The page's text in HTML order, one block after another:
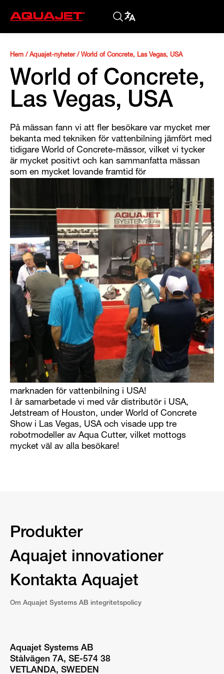
Hem / Aquajet-nyheter/ World of Concrete, Las Vegas, USA
World of Concrete,
Las Vegas, USA
På mässan fann vi att fler besökare var mycket mer
bekanta med tekniken för vattenbilning jämfört med
tidigare World of Concrete-mässor, vilket vi tycker
är mycket positivt och kan sammanfatta mässan
som en mycket lovande framtid för
marknaden för vattenbilning i USA!
I år samarbetade vi med vår distributör i USA,
Jetstream of Houston, under World of Concrete
Show i Las Vegas, USA och visade upp tre
robotmodeller av Aqua Cutter, vilket mottogs
mycket väl av alla besökare!
Produkter
Aquajet innovationer
Kontakta Aquajet
Om Aquajet Systems AB integritetspolicy
Aquajet Systems AB
Stålvägen 7A, SE-574 38
VETLANDA, SWEDEN